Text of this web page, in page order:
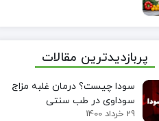
پربازدیدترین مقالات
سودا چیست؟ درمان غلبه مزاج
سوداوی در طب سنتی
29 خرداد 1400